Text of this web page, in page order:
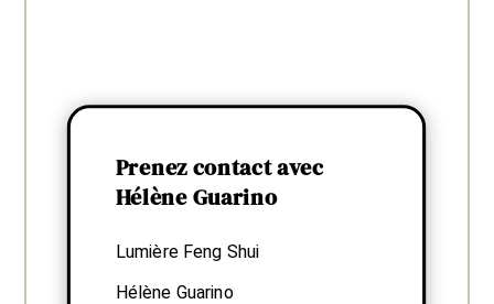
Prenez contact avec
Hélène Guarino
Lumière Feng Shui
Hélène Guarino